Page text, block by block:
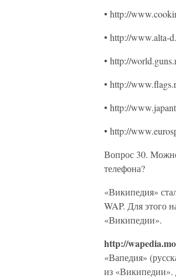
• http://
• http://www.alta-
• http://
• http://
• http://
• http://
Вопрос 30.
телефона?
«Википедия»
WAP. Для этого
«Википедии».
http://
«Вапедия»
из «Википедии».